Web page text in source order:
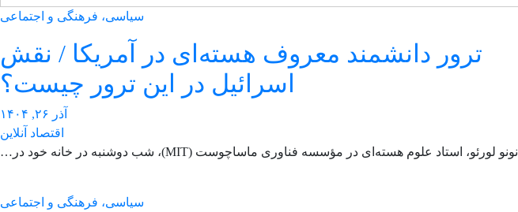
سیاسی، فرهنگی و اجتماعی
ترور دانشمند معروف هسته‌ای در آمریکا / نقش
اسرائیل در این ترور چیست؟
آذر ۲۶, ۱۴۰۴
اقتصاد آنلاین
نونو لورئو، استاد علوم هسته‌ای در مؤسسه فناوری ماساچوست (MIT)، شب دوشنبه در خانه خود در…
سیاسی، فرهنگی و اجتماعی